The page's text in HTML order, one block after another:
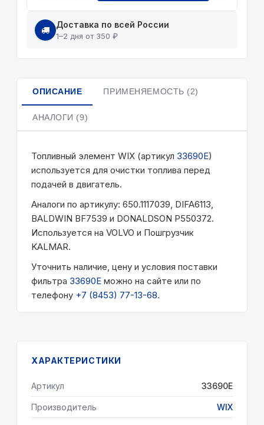
Доставка по всей России
1–2 дня от 350 ₽
ОПИСАНИЕ ПРИМЕНЯЕМОСТЬ (2)
АНАЛОГИ (9)
Топливный элемент WIX (артикул 33690E)
используется для очистки топлива перед
подачей в двигатель.
Аналоги по артикулу: 650.1117039, DIFA6113,
BALDWIN BF7539 и DONALDSON P550372.
Используется на VOLVO и Пошгрузчик
KALMAR.
Уточнить наличие, цену и условия поставки
фильтра 33690E можно на сайте или по
телефону +7 (8453) 77-13-68.
ХАРАКТЕРИСТИКИ
Артикул 33690E
Производитель WIX